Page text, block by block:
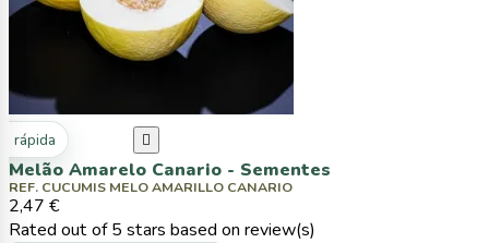
rápida 
Melão Amarelo Canario - Sementes
REF. CUCUMIS MELO AMARILLO CANARIO
2,47 €
Rated out of 5 stars based on review(s)